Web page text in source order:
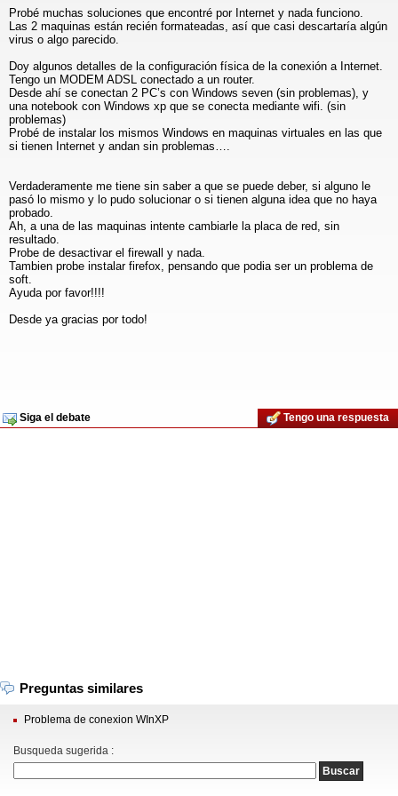
Probé muchas soluciones que encontré por Internet y nada funciono.
Las 2 maquinas están recién formateadas, así que casi descartaría algún
virus o algo parecido.
Doy algunos detalles de la configuración física de la conexión a Internet.
Tengo un MODEM ADSL conectado a un router.
Desde ahí se conectan 2 PC’s con Windows seven (sin problemas), y
una notebook con Windows xp que se conecta mediante wifi. (sin
problemas)
Probé de instalar los mismos Windows en maquinas virtuales en las que
si tienen Internet y andan sin problemas….
Verdaderamente me tiene sin saber a que se puede deber, si alguno le
pasó lo mismo y lo pudo solucionar o si tienen alguna idea que no haya
probado.
Ah, a una de las maquinas intente cambiarle la placa de red, sin
resultado.
Probe de desactivar el firewall y nada.
Tambien probe instalar firefox, pensando que podia ser un problema de
soft.
Ayuda por favor!!!!
Desde ya gracias por todo!
Siga el debate Tengo una respuesta
Preguntas similares
Problema de conexion WInXP
Busqueda sugerida :